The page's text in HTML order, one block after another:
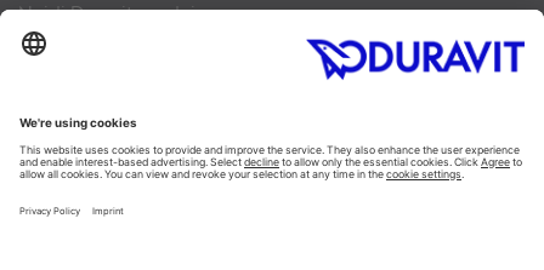
Najdi Duravit prodejce
Často kladené otázky
Facebook
Instagram
Pinterest
Blog
Linked In